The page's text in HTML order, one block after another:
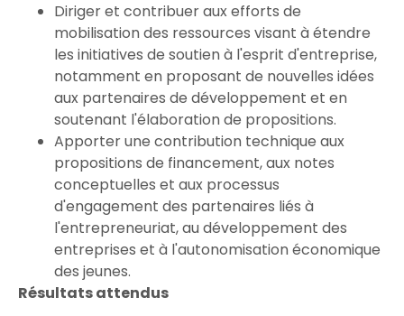
Diriger et contribuer aux efforts de
mobilisation des ressources visant à étendre
les initiatives de soutien à l'esprit d'entreprise,
notamment en proposant de nouvelles idées
aux partenaires de développement et en
soutenant l'élaboration de propositions.
Apporter une contribution technique aux
propositions de financement, aux notes
conceptuelles et aux processus
d'engagement des partenaires liés à
l'entrepreneuriat, au développement des
entreprises et à l'autonomisation économique
des jeunes.
Résultats attendus